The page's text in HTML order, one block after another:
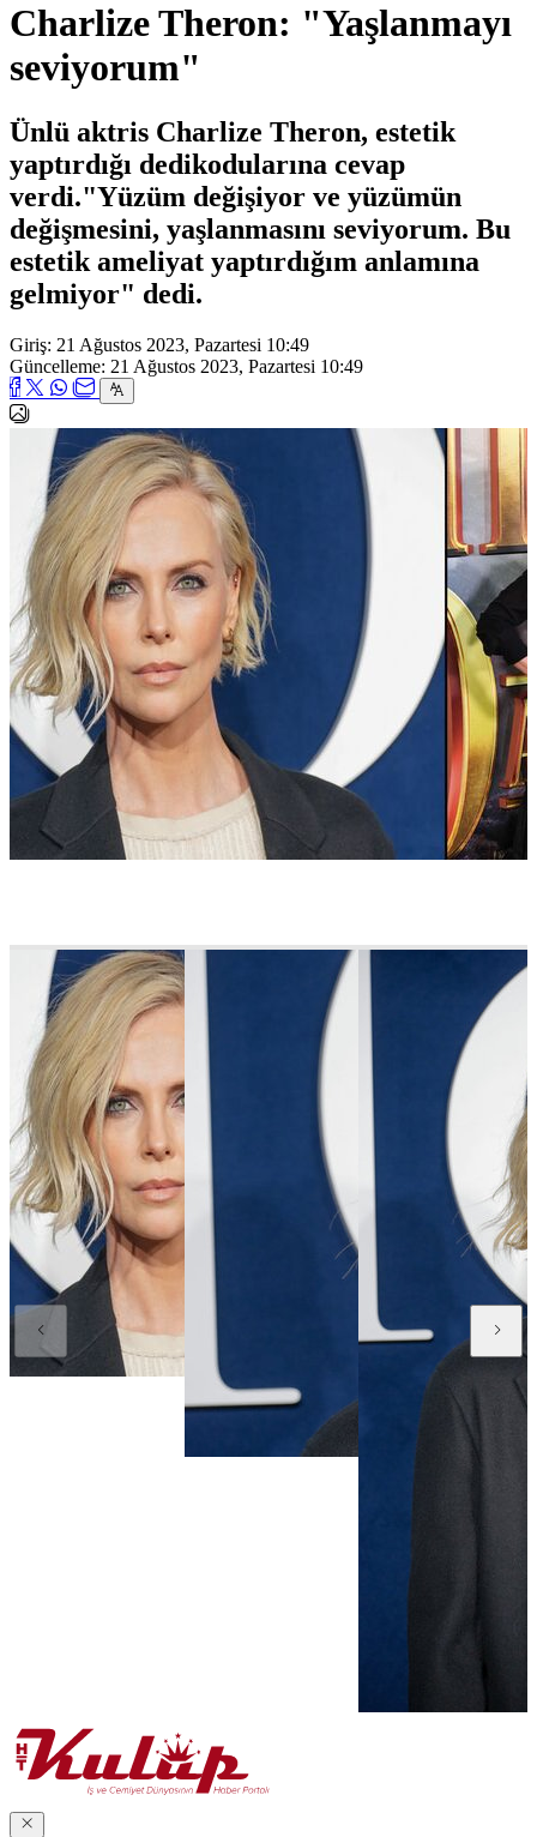
Charlize Theron: "Yaşlanmayı
seviyorum"
Ünlü aktris Charlize Theron, estetik
yaptırdığı dedikodularına cevap
verdi."Yüzüm değişiyor ve yüzümün
değişmesini, yaşlanmasını seviyorum. Bu
estetik ameliyat yaptırdığım anlamına
gelmiyor" dedi.
Giriş: 21 Ağustos 2023, Pazartesi 10:49
Güncelleme: 21 Ağustos 2023, Pazartesi 10:49